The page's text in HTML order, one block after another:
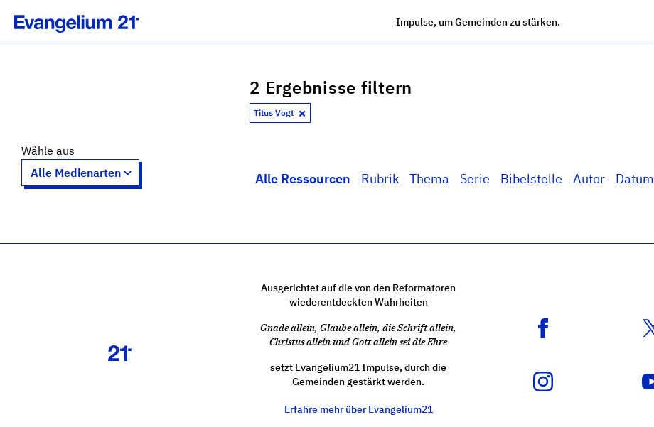
Impulse, um Gemeinden zu stärken.
2 Ergebnisse filtern
Titus Vogt
Wähle aus
Alle Ressourcen Rubrik Thema Serie Bibelstelle Autor Datum
Ausgerichtet auf die von den Reformatoren
wiederentdeckten Wahrheiten
Gnade allein, Glaube allein, die Schrift allein,
Christus allein und Gott allein sei die Ehre
setzt Evangelium21 Impulse, durch die
Gemeinden gestärkt werden.
Erfahre mehr über Evangelium21